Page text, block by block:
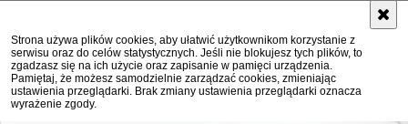
Strona używa plików cookies, aby ułatwić użytkownikom korzystanie z
serwisu oraz do celów statystycznych. Jeśli nie blokujesz tych plików, to
zgadzasz się na ich użycie oraz zapisanie w pamięci urządzenia.
Pamiętaj, że możesz samodzielnie zarządzać cookies, zmieniając
ustawienia przeglądarki. Brak zmiany ustawienia przeglądarki oznacza
wyrażenie zgody.